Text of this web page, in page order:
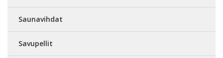
Saunavihdat
Savupellit